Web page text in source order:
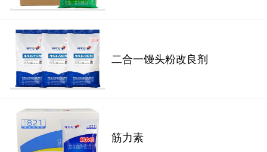
二合一馒头粉改良剂
筋力素